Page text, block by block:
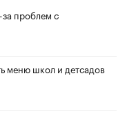
проблем с
меню школ и детсадов